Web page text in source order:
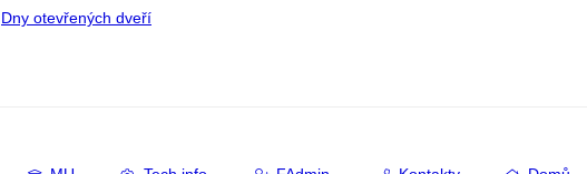
Dny otevřených dveří